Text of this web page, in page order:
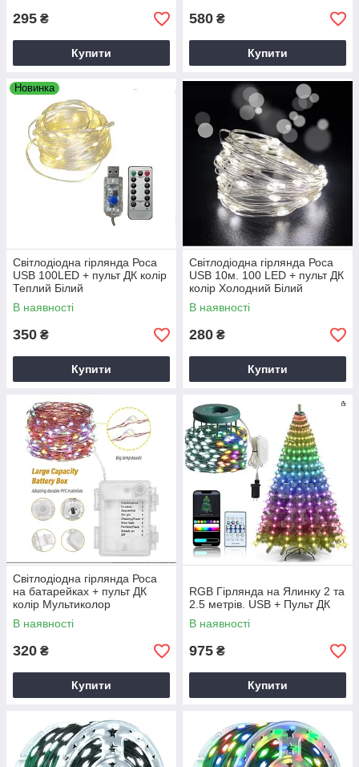
295 ₴
Купити
580 ₴
Купити
Новинка
Світлодіодна гірлянда Роса
USB 100LED + пульт ДК колір
Теплий Білий
В наявності
350 ₴
Купити
Світлодіодна гірлянда Роса
USB 10м. 100 LED + пульт ДК
колір Холодний Білий
В наявності
280 ₴
Купити
Світлодіодна гірлянда Роса
на батарейках + пульт ДК
колір Мультиколор
В наявності
320 ₴
Купити
RGB Гірлянда на Ялинку 2 та
2.5 метрів. USB + Пульт ДК
В наявності
975 ₴
Купити